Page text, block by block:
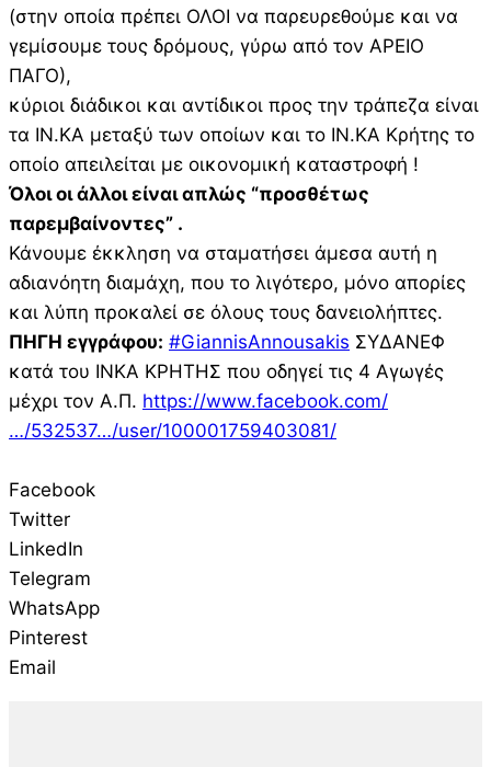
(στην οποία πρέπει ΟΛΟΙ να παρευρεθούμε και να
γεμίσουμε τους δρόμους, γύρω από τον ΑΡΕΙΟ
ΠΑΓΟ),
κύριοι διάδικοι και αντίδικοι προς την τράπεζα είναι
τα ΙΝ.ΚΑ μεταξύ των οποίων και το ΙΝ.ΚΑ Κρήτης το
οποίο απειλείται με οικονομική καταστροφή !
Όλοι οι άλλοι είναι απλώς “προσθέτως
παρεμβαίνοντες” .
Κάνουμε έκκληση να σταματήσει άμεσα αυτή η
αδιανόητη διαμάχη, που το λιγότερο, μόνο απορίες
και λύπη προκαλεί σε όλους τους δανειολήπτες.
ΠΗΓΗ εγγράφου: #GiannisAnnousakis ΣΥΔΑΝΕΦ
κατά του ΙΝΚΑ ΚΡΗΤΗΣ που οδηγεί τις 4 Αγωγές
μέχρι τον Α.Π. https://www.facebook.com/
…/532537…/user/100001759403081/
Facebook
Twitter
LinkedIn
Telegram
WhatsApp
Pinterest
Email